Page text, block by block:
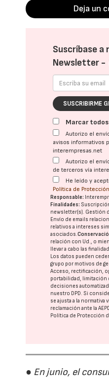
Deja un
Suscríbase a
Newsletter -
SUSCRIBIRME
Marcar todos
Autorizo el
avisos informativos
interempresas.net
Autorizo el
de terceros vía
He leído y
Política de
Responsable:
Finalidades:
newsletter(s). Gestión
Envío de emails
relativos a intereses
asociados.
relación con Ud., o
llevar a cabo las
Los datos pueden
grupo por motivos de
Acceso, rectificación,
portabilidad, limitación
decisiones
nuestro DPD. Si
se ajusta a la normativa
reclamación ante la
Política de Protección
● En junio, el